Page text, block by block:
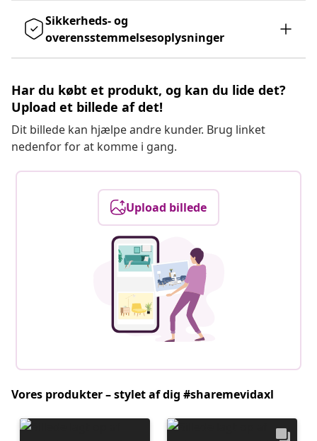
Sikkerheds- og
overensstemmelsesoplysninger
Har du købt et produkt, og kan du lide det?
Upload et billede af det!
Dit billede kan hjælpe andre kunder. Brug linket
nedenfor for at komme i gang.
Upload billede
Vores produkter – stylet af dig #sharemevidaxl